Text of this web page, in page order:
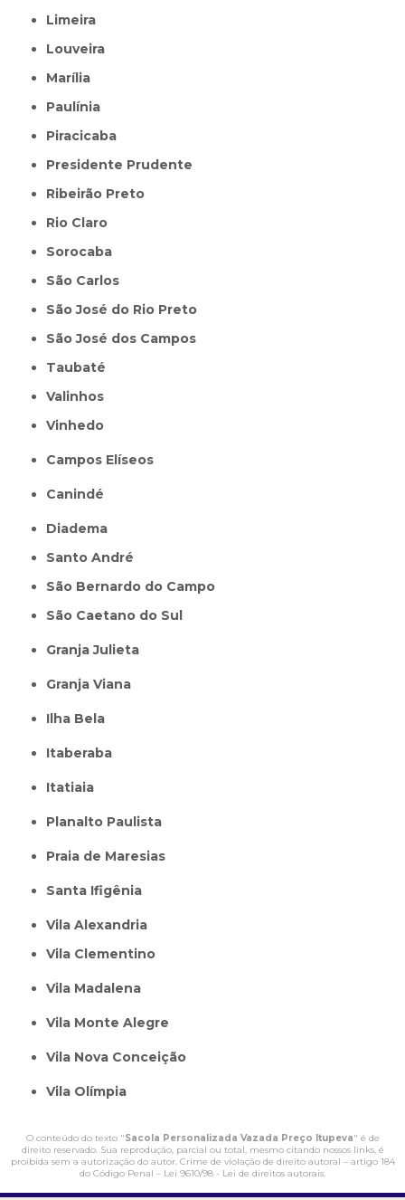
Limeira
Louveira
Marília
Paulínia
Piracicaba
Presidente Prudente
Ribeirão Preto
Rio Claro
Sorocaba
São Carlos
São José do Rio Preto
São José dos Campos
Taubaté
Valinhos
Vinhedo
Campos Elíseos
Canindé
Diadema
Santo André
São Bernardo do Campo
São Caetano do Sul
Granja Julieta
Granja Viana
Ilha Bela
Itaberaba
itatiaia
Planalto Paulista
Praia de Maresias
Santa Ifigênia
Vila Alexandria
Vila Clementino
Vila Madalena
Vila Monte Alegre
Vila Nova Conceição
Vila Olímpia
O conteúdo do texto "Sacola Personalizada Vazada Preço Itupeva" é de
direito reservado. Sua reprodução, parcial ou total, mesmo citando nossos links, é
proibida sem a autorização do autor. Crime de violação de direito autoral – artigo 184
do Código Penal – Lei 9610/98 - Lei de direitos autorais.